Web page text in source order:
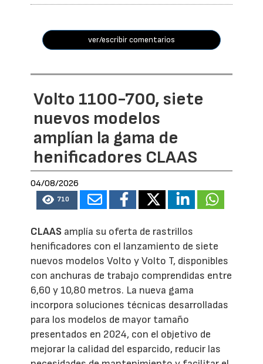
ver/escribir comentarios
Volto 1100-700, siete
nuevos modelos
amplían la gama de
henificadores CLAAS
04/08/2026
710
CLAAS amplía su oferta de rastrillos
henificadores con el lanzamiento de siete
nuevos modelos Volto y Volto T, disponibles
con anchuras de trabajo comprendidas entre
6,60 y 10,80 metros. La nueva gama
incorpora soluciones técnicas desarrolladas
para los modelos de mayor tamaño
presentados en 2024, con el objetivo de
mejorar la calidad del esparcido, reducir las